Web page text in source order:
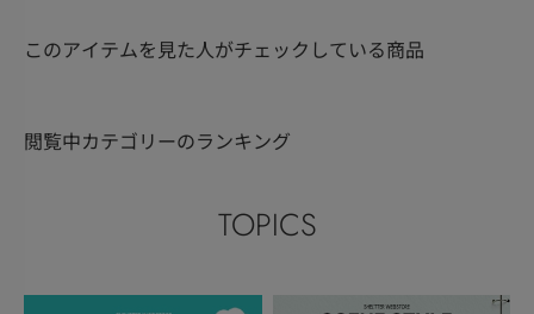
このアイテムを見た人がチェックしている商品
閲覧中カテゴリーのランキング
TOPICS